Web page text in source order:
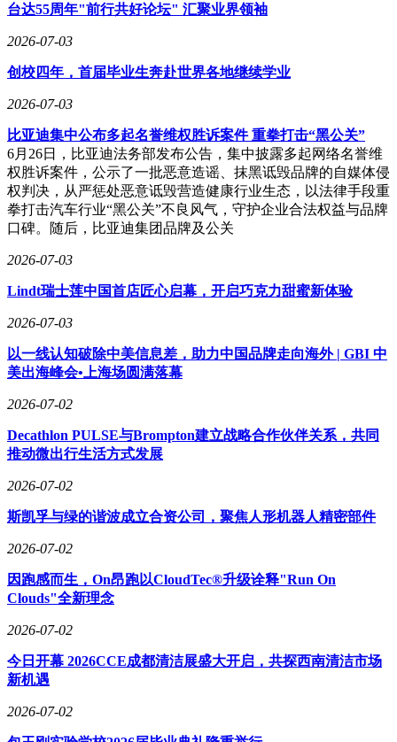
台达55周年"前行共好论坛" 汇聚业界领袖
2026-07-03
创校四年，首届毕业生奔赴世界各地继续学业
2026-07-03
比亚迪集中公布多起名誉维权胜诉案件 重拳打击“黑公关”
6月26日，比亚迪法务部发布公告，集中披露多起网络名誉维
权胜诉案件，公示了一批恶意造谣、抹黑诋毁品牌的自媒体侵
权判决，从严惩处恶意诋毁营造健康行业生态，以法律手段重
拳打击汽车行业“黑公关”不良风气，守护企业合法权益与品牌
口碑。随后，比亚迪集团品牌及公关
2026-07-03
Lindt瑞士莲中国首店匠心启幕，开启巧克力甜蜜新体验
2026-07-03
以一线认知破除中美信息差，助力中国品牌走向海外 | GBI 中
美出海峰会•上海场圆满落幕
2026-07-02
Decathlon PULSE与Brompton建立战略合作伙伴关系，共同
推动微出行生活方式发展
2026-07-02
斯凯孚与绿的谐波成立合资公司，聚焦人形机器人精密部件
2026-07-02
因跑感而生，On昂跑以CloudTec®升级诠释"Run On
Clouds"全新理念
2026-07-02
今日开幕 2026CCE成都清洁展盛大开启，共探西南清洁市场
新机遇
2026-07-02